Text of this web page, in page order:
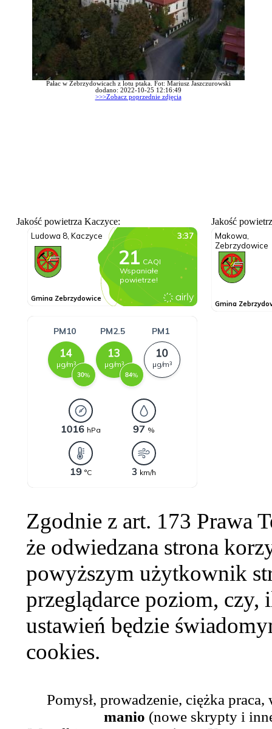
Pałac w Zebrzydowicach z lotu ptaka. Fot: Mariusz Jaszczurowski
dodano: 2022-10-25 12:16:49
>>>Zobacz poprzednie zdjęcia
Jakość powietrza Kaczyce: Jakość
Zgodnie z art. 173 Prawa
że odwiedzana strona
powyższym użytkownik
przeglądarce poziom,
ustawień będzie
cookies.
Pomysł, prowadzenie, ciężka
manio (nowe skrypty i